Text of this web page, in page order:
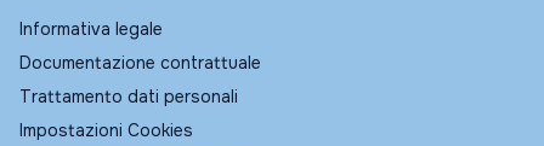
Informativa legale
Documentazione contrattuale
Trattamento dati personali
Impostazioni Cookies